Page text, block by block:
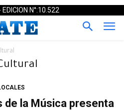
N°:10.522
de la Música presenta